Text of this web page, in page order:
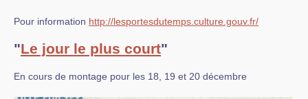
Pour information http://lesportesdutemps.culture.gouv.fr/
"Le jour le plus court"
En cours de montage pour les 18, 19 et 20 décembre